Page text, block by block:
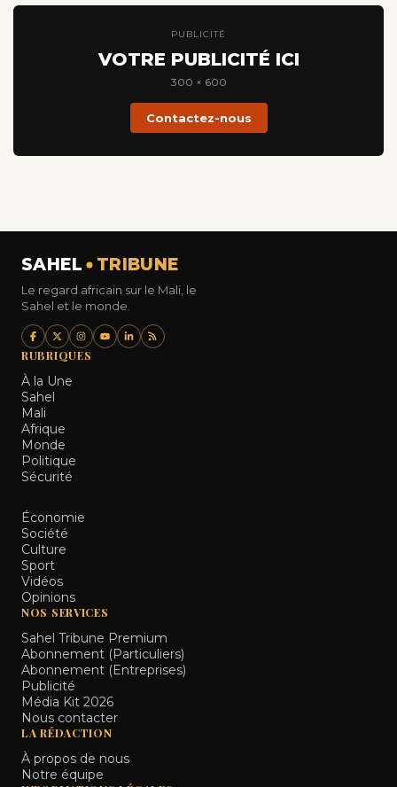
PUBLICITÉ
VOTRE PUBLICITÉ ICI
300 × 600
Contactez-nous
SAHEL TRIBUNE
Le regard africain sur le Mali, le
Sahel et le monde.
RUBRIQUES
À la Une
Sahel
Mali
Afrique
Monde
Politique
Sécurité
Économie
Société
Culture
Sport
Vidéos
Opinions
NOS SERVICES
Sahel Tribune Premium
Abonnement (Particuliers)
Abonnement (Entreprises)
Publicité
Média Kit 2026
Nous contacter
LA RÉDACTION
À propos de nous
Notre équipe